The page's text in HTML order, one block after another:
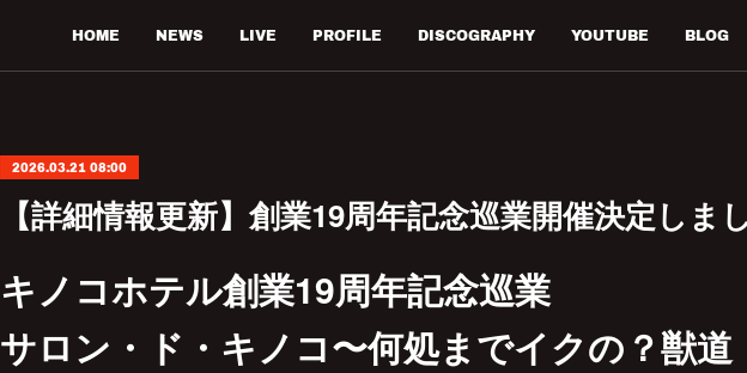
HOME NEWS LIVE PROFILE DISCOGRAPHY YOUTUBE BLOG
2026.03.21 08:00
【詳細情報更新】創業19周年記念巡業開催決定しま
キノコホテル創業19周年記念巡業
サロン・ド・キノコ〜何処までイクの？獣道